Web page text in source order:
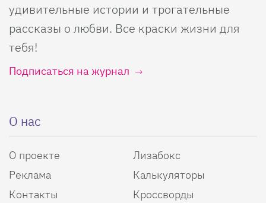
удивительные истории и трогательные
рассказы о любви. Все краски жизни для
тебя!
Подписаться на журнал
О нас
О проекте
Реклама
Контакты
Лизабокс
Калькуляторы
Кроссворды